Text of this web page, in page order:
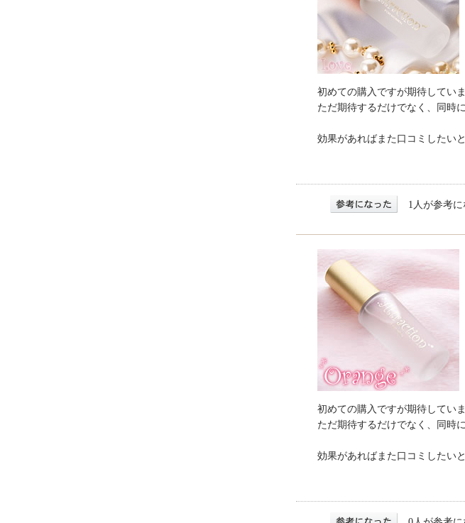
初めての購入ですが期待していま
ただ期待するだけでなく、同時
効果があればまた口コミしたい
1人が参考
初めての購入ですが期待していま
ただ期待するだけでなく、同時
効果があればまた口コミしたい